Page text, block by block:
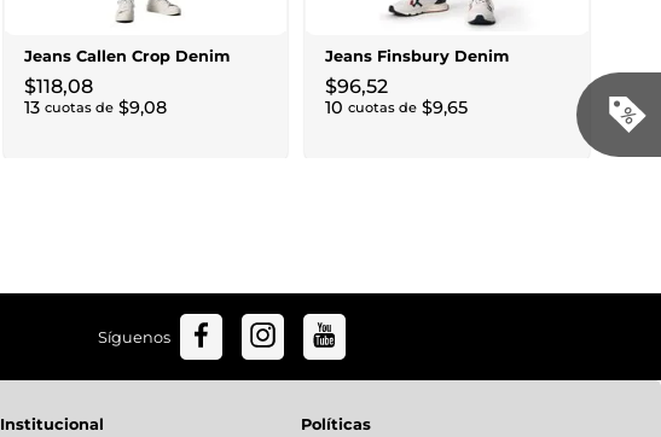
Jeans Callen Crop Denim
$118,08
13 cuotas de $9,08
Jeans Finsbury Denim
$96,52
10 cuotas de $9,65
Síguenos
Institucional Políticas